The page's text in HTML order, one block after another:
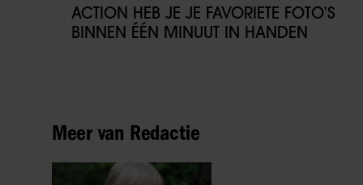
ACTION HEB JE JE FAVORIETE FOTO’S
BINNEN ÉÉN MINUUT IN HANDEN
Meer van Redactie